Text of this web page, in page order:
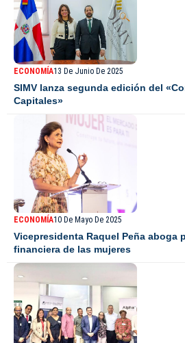
ECONOMÍA13 De Junio De 2025
SIMV lanza segunda edición del
Capitales»
ECONOMÍA10 De Mayo De 2025
Vicepresidenta Raquel Peña aboga
financiera de las mujeres